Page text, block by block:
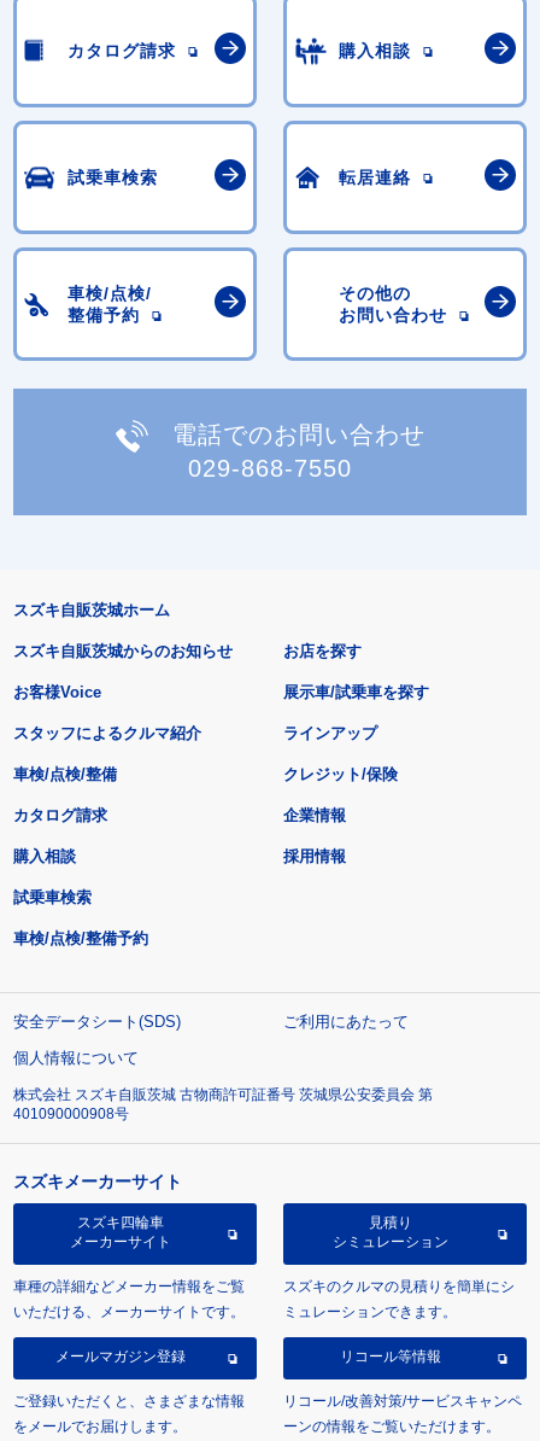
カタログ請求 購入相談
試乗車検索 転居連絡
車検/点検/
整備予約
その他の
お問い合わせ
電話でのお問い合わせ
029-868-7550
スズキ自販茨城ホーム
スズキ自販茨城からのお知らせ
お客様Voice
スタッフによるクルマ紹介
お店を探す
展示車/試乗車を探す
ラインアップ
車検/点検/整備 クレジット/保険
カタログ請求
購入相談
試乗車検索
車検/点検/整備予約
企業情報
採用情報
安全データシート(SDS)
ご利用にあたって
個人情報について
株式会社 スズキ自販茨城 古物商許可証番号 茨城県公安委員会 第
401090000908号
スズキメーカーサイト
スズキ四輪車
メーカーサイト
車種の詳細などメーカー情報をご覧
いただける、メーカーサイトです。
見積り
シミュレーション
スズキのクルマの見積りを簡単にシ
ミュレーションできます。
メールマガジン登録
ご登録いただくと、さまざまな情報
をメールでお届けします。
リコール等情報
リコール/改善対策/サービスキャンペ
ーンの情報をご覧いただけます。